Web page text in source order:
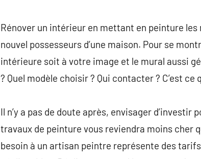
Rénover un intérieur en mettant en peinture
nouvel possesseurs d’une maison. Pour se
intérieure soit à votre image et le mural aussi
? Quel modèle choisir ? Qui contacter ? C’est
Il n’y a pas de doute après, envisager
travaux de peinture vous reviendra moins cher
besoin à un artisan peintre représente des